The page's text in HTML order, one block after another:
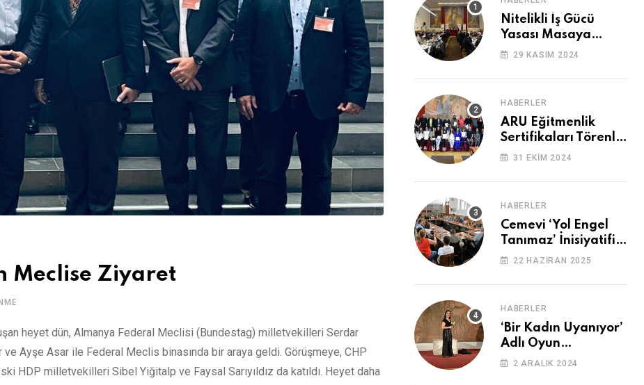
Meclise Ziyaret
heyet dün, Almanya Federal Meclisi (Bundestag) milletvekilleri Serdar
Ayşe Asar ile Federal Meclis binasında bir araya geldi. Görüşmeye, CHP
HDP milletvekilleri Sibel Yiğitalp ve Faysal Sarıyıldız da katıldı. Heyet daha
Nitelikli İş Gücü
Yasası Masaya
Yatırıldı
29 KASIM 2024
HABERLER
ARU Eğitmenlik
Sertifikaları Törenle
Alındı
31 EKIM 2024
HABERLER
Cemevi ‘Yol Engel
Tanımaz’ İnisiyatifi
2. Kez Buluştu
22 HAZIRAN 2025
HABERLER
‘Bir Kadın Uyanıyor’
Adlı Oyun
Cemevi’nde
2 ARALIK 2024